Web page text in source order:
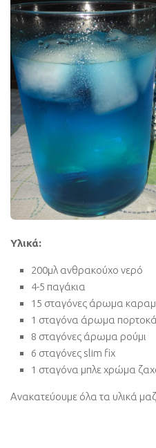
Υλικά:
200μλ ανθρακούχο νερό
4-5 παγάκια
15 σταγόνες άρωμα
1 σταγόνα άρωμα
8 σταγόνες άρωμα ρούμι
6 σταγόνες slim fix
1 σταγόνα μπλε χρώμα
Ανακατεύουμε όλα τα υλικά